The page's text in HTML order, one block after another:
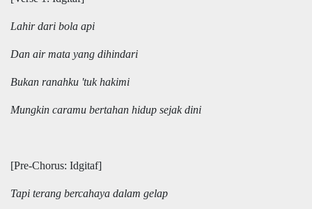
Lahir dari bola api
Dan air mata yang dihindari
Bukan ranahku 'tuk hakimi
Mungkin caramu bertahan hidup sejak dini
[Pre-Chorus: Idgitaf]
Tapi terang bercahaya dalam gelap